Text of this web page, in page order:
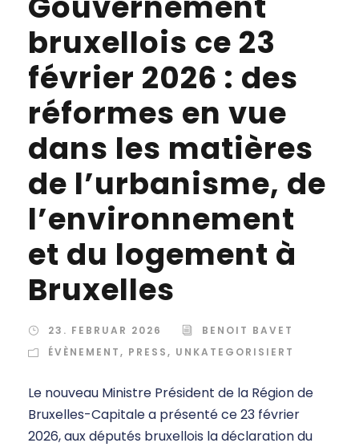
bruxellois ce 23
février 2026 : des
réformes en vue
dans les matières
de l’urbanisme, de
l’environnement
et du logement à
Bruxelles
23. FEBRUAR 2026
BENOIT BAVET
ÉVÈNEMENT, PRESS, UNKATEGORISIERT
Le nouveau Ministre Président de la Région de
Bruxelles-Capitale a présenté ce 23 février
2026, aux députés bruxellois la déclaration du